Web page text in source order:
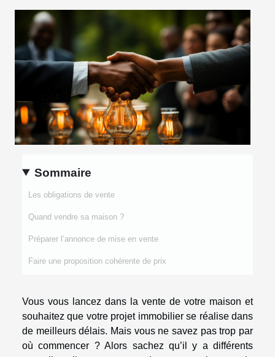
Sommaire
Les obligations de vente
Quand vendre sa maison ?
Préparer l’annonce de mise en vente
Faire une proposition cohérente de prix
Vous vous lancez dans la vente de votre maison et
souhaitez que votre projet immobilier se réalise dans
de meilleurs délais. Mais vous ne savez pas trop par
où commencer ? Alors sachez qu’il y a différents